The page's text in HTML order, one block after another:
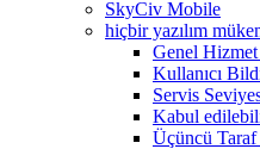
SkyCiv Mobile
hiçbir yazılım
Genel Hizmet
Kullanıcı
Servis
Kabul
Üçüncü